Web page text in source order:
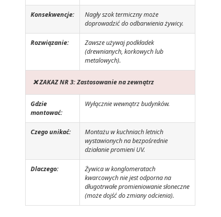
Konsekwencje:
Nagły szok termiczny może
doprowadzić do odbarwienia żywicy.
Rozwiązanie:
Zawsze używaj podkładek
(drewnianych, korkowych lub
metalowych).
❌ ZAKAZ NR 3: Zastosowanie na zewnątrz
Gdzie
montować:
Wyłącznie wewnątrz budynków.
Czego unikać:
Montażu w kuchniach letnich
wystawionych na bezpośrednie
działanie promieni UV.
Dlaczego:
Żywica w konglomeratach
kwarcowych nie jest odporna na
długotrwałe promieniowanie słoneczne
(może dojść do zmiany odcienia).